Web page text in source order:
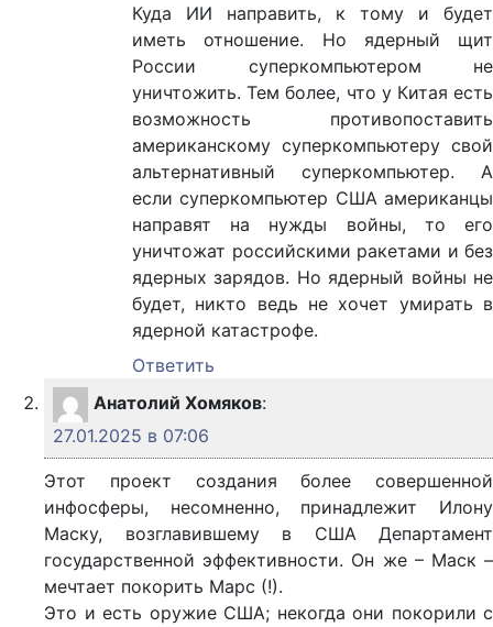
Куда ИИ направить, к тому и будет
иметь отношение. Но ядерный щит
России суперкомпьютером не
уничтожить. Тем более, что у Китая есть
возможность противопоставить
американскому суперкомпьютеру свой
альтернативный суперкомпьютер. А
если суперкомпьютер США американцы
направят на нужды войны, то его
уничтожат российскими ракетами и без
ядерных зарядов. Но ядерный войны не
будет, никто ведь не хочет умирать в
ядерной катастрофе.
Ответить
Анатолий Хомяков:
27.01.2025 в 07:06
Этот проект создания более совершенной
инфосферы, несомненно, принадлежит Илону
Маску, возглавившему в США Департамент
государственной эффективности. Он же – Маск –
мечтает покорить Марс (!).
Это и есть оружие США; некогда они покорили с